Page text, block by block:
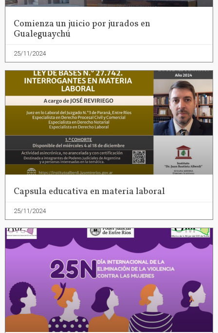
Comienza un juicio por jurados en
Gualeguaychú
25/11/2024
Capsula educativa en materia laboral
25/11/2024